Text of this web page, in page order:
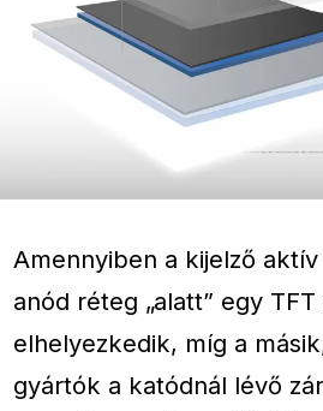
Amennyiben a kijelző
anód réteg „alatt” egy
elhelyezkedik, míg a
gyártók a katódnál lévő